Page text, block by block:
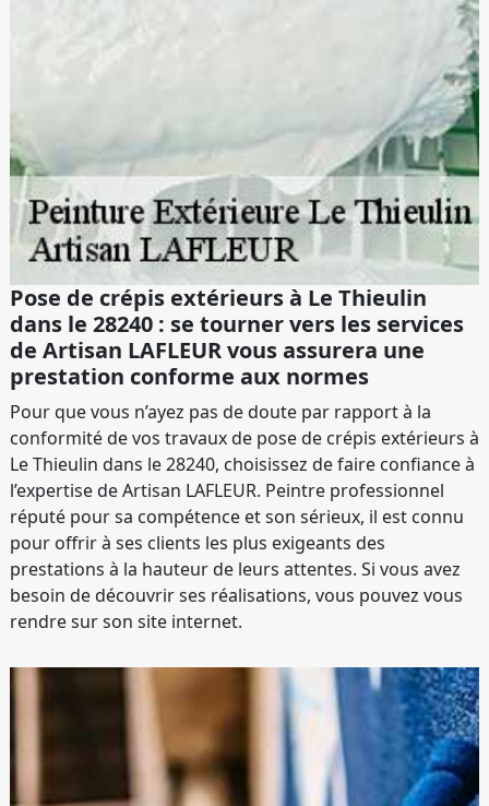
Pose de crépis extérieurs à Le Thieulin
dans le 28240 : se tourner vers les services
de Artisan LAFLEUR vous assurera une
prestation conforme aux normes
Pour que vous n’ayez pas de doute par rapport à la
conformité de vos travaux de pose de crépis extérieurs à
Le Thieulin dans le 28240, choisissez de faire confiance à
l’expertise de Artisan LAFLEUR. Peintre professionnel
réputé pour sa compétence et son sérieux, il est connu
pour offrir à ses clients les plus exigeants des
prestations à la hauteur de leurs attentes. Si vous avez
besoin de découvrir ses réalisations, vous pouvez vous
rendre sur son site internet.